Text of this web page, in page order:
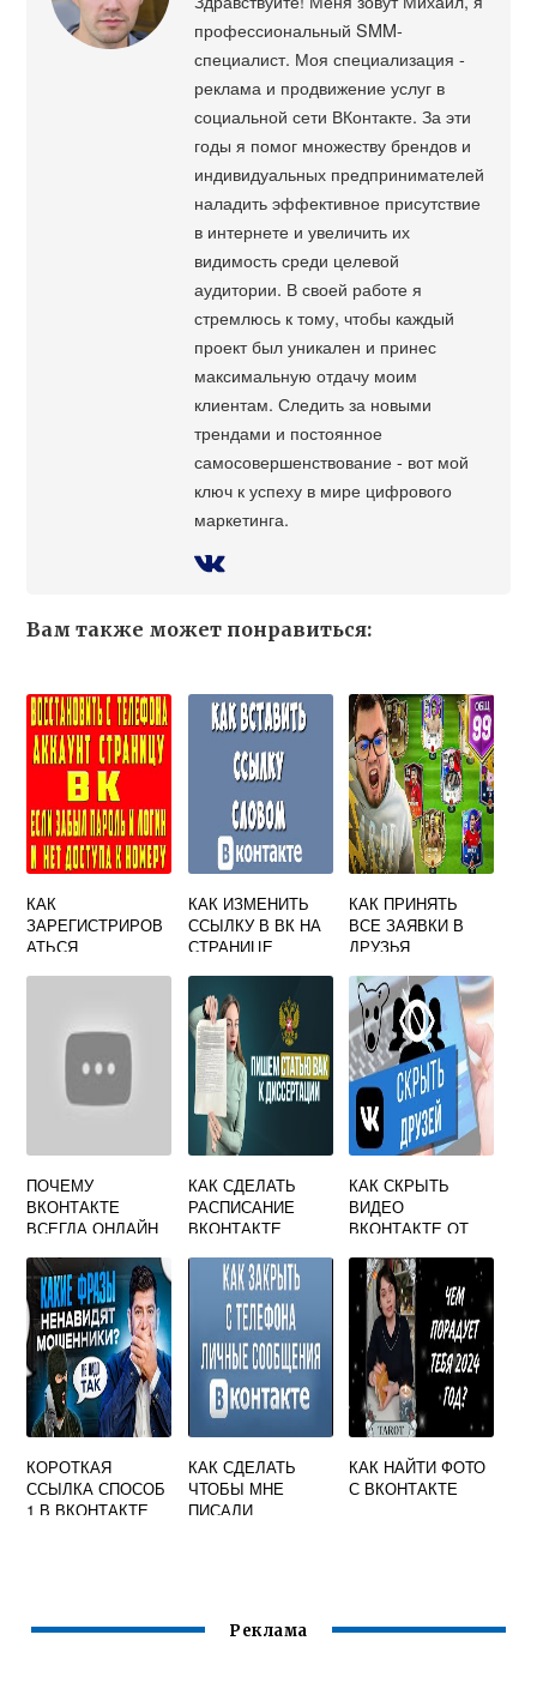
профессиональный SMM-
специалист. Моя специализация -
реклама и продвижение услуг в
социальной сети ВКонтакте. За эти
годы я помог множеству брендов и
индивидуальных предпринимателей
наладить эффективное присутствие
в интернете и увеличить их
видимость среди целевой
аудитории. В своей работе я
стремлюсь к тому, чтобы каждый
проект был уникален и принес
максимальную отдачу моим
клиентам. Следить за новыми
трендами и постоянное
самосовершенствование - вот мой
ключ к успеху в мире цифрового
маркетинга.
Вам также может понравиться:
КАК
ЗАРЕГИСТРИРОВ
АТЬСЯ
КАК ИЗМЕНИТЬ
ССЫЛКУ В ВК НА
СТРАНИЦЕ
ИНСТРУКЦИЯ
КАК ПРИНЯТЬ
ВСЕ ЗАЯВКИ В
ДРУЗЬЯ
СРАЗУ
ПОЧЕМУ
ВКОНТАКТЕ
ВСЕГДА ОНЛАЙН
КАК СДЕЛАТЬ
РАСПИСАНИЕ
ВКОНТАКТЕ
КАК СКРЫТЬ
ВИДЕО
ВКОНТАКТЕ ОТ
ПОЛЬЗОВАТЕЛЕЙ
КОРОТКАЯ
ССЫЛКА СПОСОБ
1 В ВКОНТАКТЕ
КАК СДЕЛАТЬ
ЧТОБЫ МНЕ
ПИСАЛИ
КАК НАЙТИ ФОТО
С ВКОНТАКТЕ
Реклама